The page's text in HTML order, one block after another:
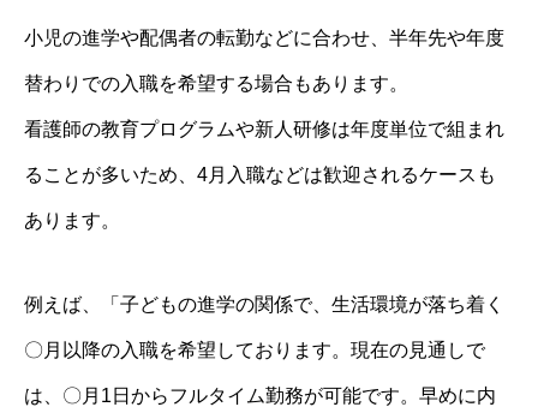
小児の進学や配偶者の転勤などに合わせ、半年先や年度
替わりでの入職を希望する場合もあります。
看護師の教育プログラムや新人研修は年度単位で組まれ
ることが多いため、4月入職などは歓迎されるケースも
あります。
例えば、「子どもの進学の関係で、生活環境が落ち着く
〇月以降の入職を希望しております。現在の見通しで
は、〇月1日からフルタイム勤務が可能です。早めに内